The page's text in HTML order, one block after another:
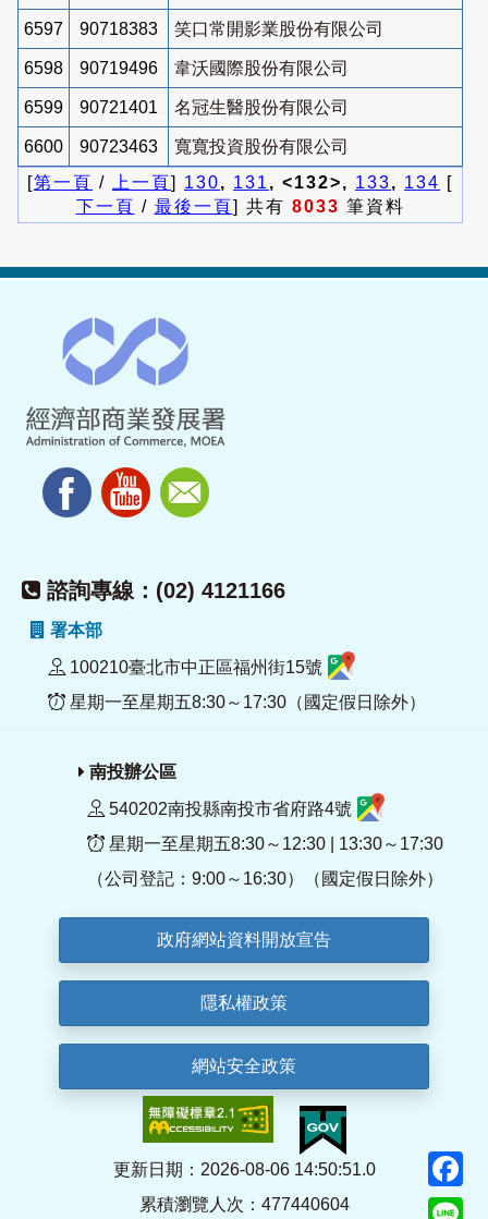
6597 90718383 笑口常開影業股份有限公司
6598 90719496 韋沃國際股份有限公司
6599 90721401 名冠生醫股份有限公司
6600 90723463
寬寬投資股份有限公司
[第一頁 / 上一頁] 130, 131 , <132>, 133, 134 [
下一頁 / 最後一頁] 共有 8033 筆資料
諮詢專線：(02) 4121166
署本部
100210臺北市中正區福州街15號
星期一至星期五8:30～17:30（國定假日除外）
南投辦公區
540202南投縣南投市省府路4號
星期一至星期五8:30～12:30 | 13:30～17:30
（公司登記：9:00～16:30）（國定假日除外）
政府網站資料開放宣告
隱私權政策
網站安全政策
更新日期：2026-08-06 14:50:51.0
累積瀏覽人次：477440604